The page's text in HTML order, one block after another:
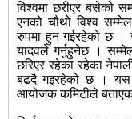
विश्वमा छरीएर बसेको
एनको चौथो विश्व
रुपमा हुन गईरहेको छ ।
यादवले गर्नुहुनेछ ।
छरिएर रहेका रहेका
बढदै गइरहेको छ । यस
आयोजक कमिटीले